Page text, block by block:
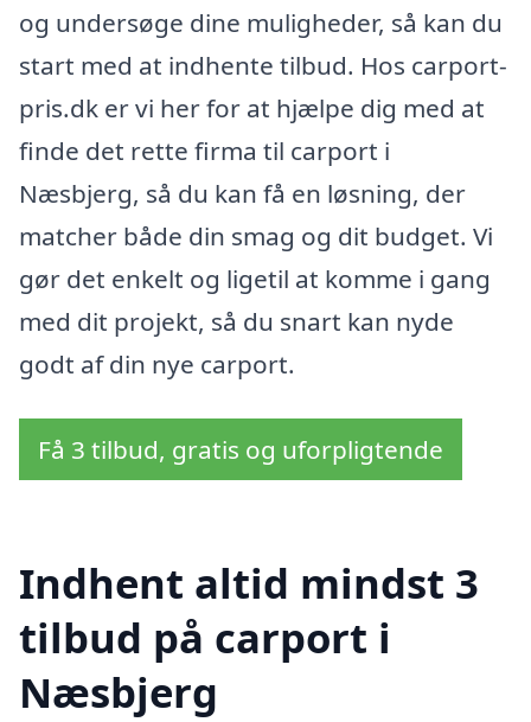
og undersøge dine muligheder, så kan du
start med at indhente tilbud. Hos carport-
pris.dk er vi her for at hjælpe dig med at
finde det rette firma til carport i
Næsbjerg, så du kan få en løsning, der
matcher både din smag og dit budget. Vi
gør det enkelt og ligetil at komme i gang
med dit projekt, så du snart kan nyde
godt af din nye carport.
Få 3 tilbud, gratis og uforpligtende
Indhent altid mindst 3
tilbud på carport i
Næsbjerg